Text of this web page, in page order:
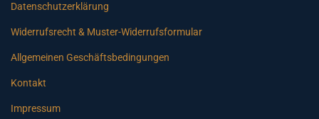
Datenschutzerklärung
Widerrufsrecht & Muster-Widerrufsformular
Allgemeinen Geschäftsbedingungen
Kontakt
Impressum